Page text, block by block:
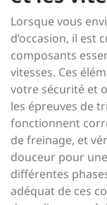
Lorsque vous
d’occasion, il est
composants
vitesses. Ces
votre sécurité et
les épreuves de
fonctionnent
de freinage, et
douceur pour
différentes
adéquat de ces